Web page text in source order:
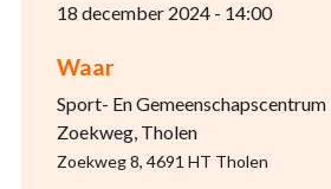
18 december 2024 - 14:00
Waar
Sport- En
Zoekweg, Tholen
Zoekweg 8, 4691 HT Tholen